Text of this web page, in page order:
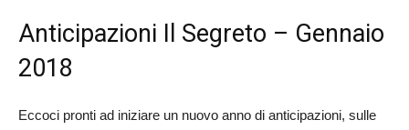
Anticipazioni Il Segreto – Gennaio
2018
Eccoci pronti ad iniziare un nuovo anno di anticipazioni, sulle